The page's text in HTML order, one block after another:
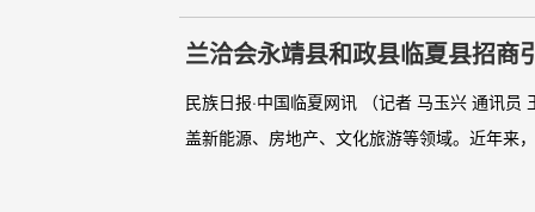
兰洽会永靖县和政县临夏县招商
民族日报·中国临夏网讯 （记者 马玉兴 通讯
盖新能源、房地产、文化旅游等领域。近年来